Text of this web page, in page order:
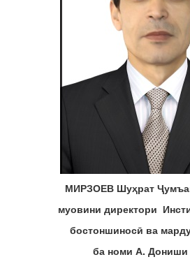
МИРЗОЕВ Шуҳрат Ҷ
муовини директори
бостоншиносӣ ва
ба номи А.